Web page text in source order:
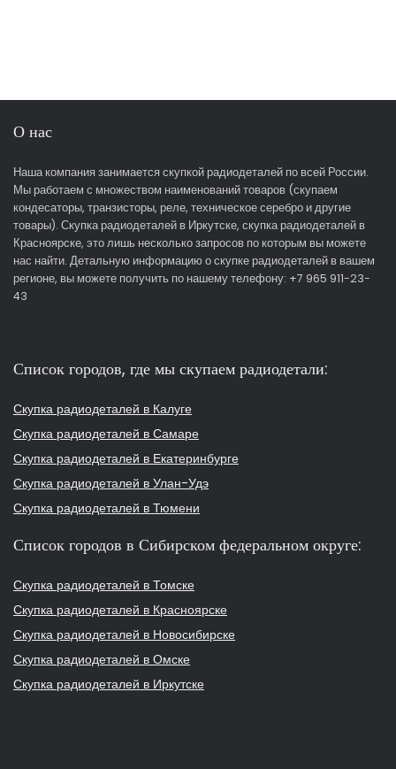
О нас
Наша компания занимается скупкой радиодеталей по всей России.
Мы работаем с множеством наименований товаров (скупаем
кондесаторы, транзисторы, реле, техническое серебро и другие
товары). Скупка радиодеталей в Иркутске, скупка радиодеталей в
Красноярске, это лишь несколько запросов по которым вы можете
нас найти. Детальную информацию о скупке радиодеталей в вашем
регионе, вы можете получить по нашему телефону: +7 965 911-23-
43
Список городов, где мы скупаем радиодетали:
Скупка радиодеталей в Калуге
Скупка радиодеталей в Самаре
Скупка радиодеталей в Екатеринбурге
Скупка радиодеталей в Улан-Удэ
Скупка радиодеталей в Тюмени
Список городов в Сибирском федеральном округе:
Скупка радиодеталей в Томске
Скупка радиодеталей в Красноярске
Скупка радиодеталей в Новосибирске
Скупка радиодеталей в Омске
Скупка радиодеталей в Иркутске